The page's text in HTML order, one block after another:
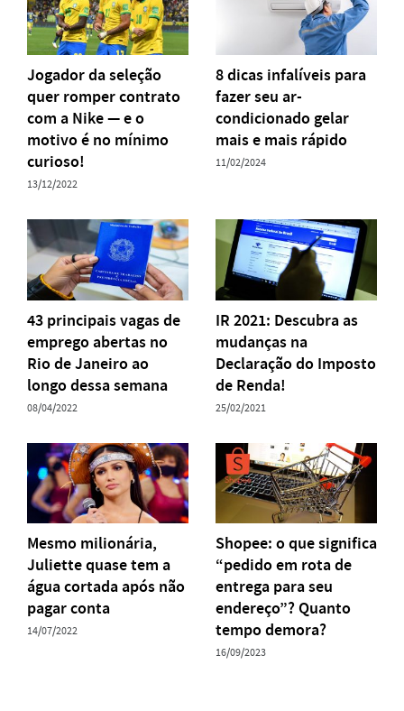
Jogador da seleção
quer romper contrato
com a Nike — e o
motivo é no mínimo
curioso!
13/12/2022
8 dicas infalíveis para
fazer seu ar-
condicionado gelar
mais e mais rápido
11/02/2024
43 principais vagas de
emprego abertas no
Rio de Janeiro ao
longo dessa semana
08/04/2022
IR 2021: Descubra as
mudanças na
Declaração do Imposto
de Renda!
25/02/2021
Mesmo milionária,
Juliette quase tem a
água cortada após não
pagar conta
14/07/2022
Shopee: o que significa
“pedido em rota de
entrega para seu
endereço”? Quanto
tempo demora?
16/09/2023